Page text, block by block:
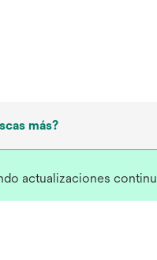
más?
actualizaciones